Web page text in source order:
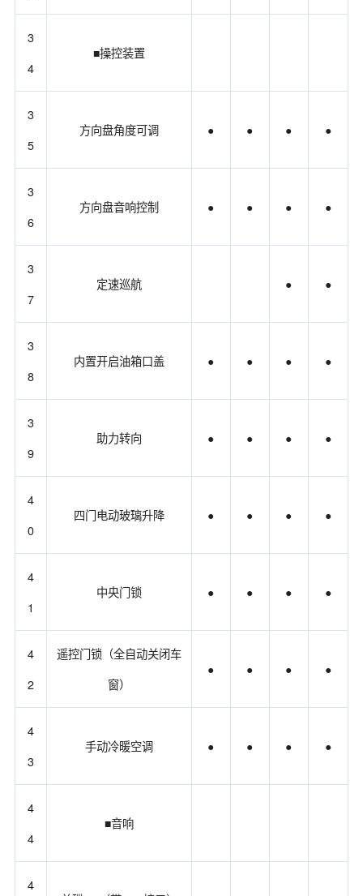
3
4
■操控装置
3
5
方向盘角度可调 ● ● ● ●
3
6
方向盘音响控制 ● ● ● ●
3
7
定速巡航 ● ●
3
8
内置开启油箱口盖 ● ● ● ●
3
9
助力转向 ● ● ● ●
4
0
四门电动玻璃升降 ● ● ● ●
4
1
中央门锁 ● ● ● ●
4
2
遥控门锁（全自动关闭车
窗）
● ● ● ●
4
3
手动冷暖空调 ● ● ● ●
4
4
■音响
4